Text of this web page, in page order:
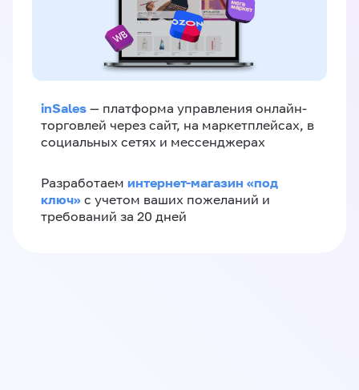
inSales — платформа управления онлайн-
торговлей через сайт, на маркетплейсах, в
социальных сетях и мессенджерах
Разработаем интернет-магазин «‎под
ключ»‎ с учетом ваших пожеланий и
требований за 20 дней